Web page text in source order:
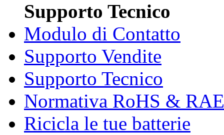
Supporto Tecnico
Modulo di Contatto
Supporto Vendite
Supporto Tecnico
Normativa RoHS &
Ricicla le tue batterie